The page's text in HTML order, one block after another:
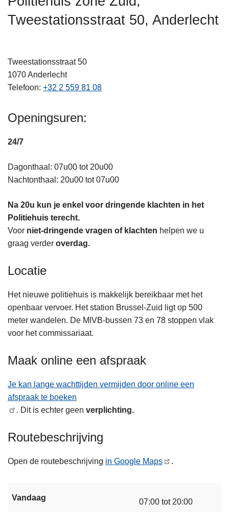
Tweestationsstraat 50, Anderlecht
Tweestationsstraat 50
1070Anderlecht
Telefoon +32 2 559 81 08
Openingsuren:
24/7
Dagonthaal: 07u00 tot 20u00
Nachtonthaal: 20u00 tot 07u00
Na 20u kun je enkel voor dringende klachten in het
Politiehuis terecht.
Voor niet‑dringende vragen of klachten helpen we u
graag verder overdag.
Locatie
Het nieuwe politiehuis is makkelijk bereikbaar met het
openbaar vervoer. Het station Brussel-Zuid ligt op 500
meter wandelen. De MIVB-bussen 73 en 78 stoppen vlak
voor het commissariaat.
Maak online een afspraak
Je kan lange wachttijden vermijden door online een
afspraak te boeken
. Dit is echter geenverplichting.
Routebeschrijving
Open de routebeschrijving in Google Maps .
Vandaag 07:00 tot 20:00